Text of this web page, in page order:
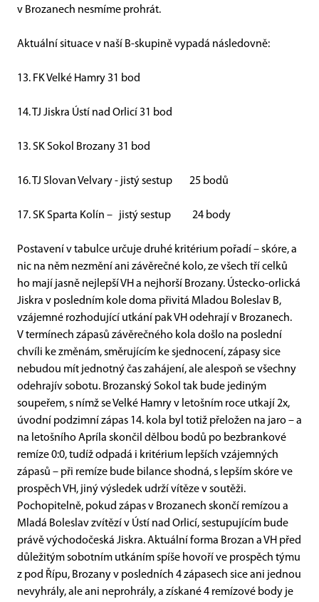
v Brozanech nesmíme prohrát.
Aktuální situace v naší B-skupině vypadá následovně:
13. FK Velké Hamry31 bod
14. TJ Jiskra Ústí nad Orlicí 31 bod
13. SK Sokol Brozany31 bod
16. TJ SlovanVelvary- jistýsestup 25 bodů
17. SK Sparta Kolín – jistýsestup 24 body
Postavení v tabulce určuje druhé kritérium pořadí – skóre, a
nic na něm nezmění ani závěrečné kolo, ze všech tří celků
ho mají jasně nejlepší VH a nejhorší Brozany. Ústecko-orlická
Jiskra v posledním kole doma přivitá Mladou Boleslav B,
vzájemné rozhodující utkání pak VH odehrají v Brozanech.
V termínech zápasů závěrečného kola došlo na poslední
chvíli ke změnám, směrujícím ke sjednocení, zápasy sice
nebudou mít jednotný čas zahájení, ale alespoň se všechny
odehrajív sobotu. Brozanský Sokol tak bude jediným
soupeřem, s nímž se Velké Hamry v letošním roce utkají 2x,
úvodní podzimní zápas 14. kola byl totiž přeložen na jaro – a
na letošního Apríla skončil dělbou bodů po bezbrankové
remíze 0:0, tudíž odpadá i kritérium lepších vzájemných
zápasů – při remíze bude bilance shodná, s lepším skóre ve
prospěch VH, jiný výsledek udrží vítěze v soutěži.
Pochopitelně, pokud zápas v Brozanech skončí remízou a
Mladá Boleslav zvítězí v Ústí nad Orlicí, sestupujícím bude
právě východočeská Jiskra. Aktuální forma Brozan a VH před
důležitým sobotním utkáním spíše hovoří ve prospěch týmu
z pod Řípu, Brozany v posledních 4 zápasech sice ani jednou
nevyhrály, ale ani neprohrály, a získané 4 remízové body je